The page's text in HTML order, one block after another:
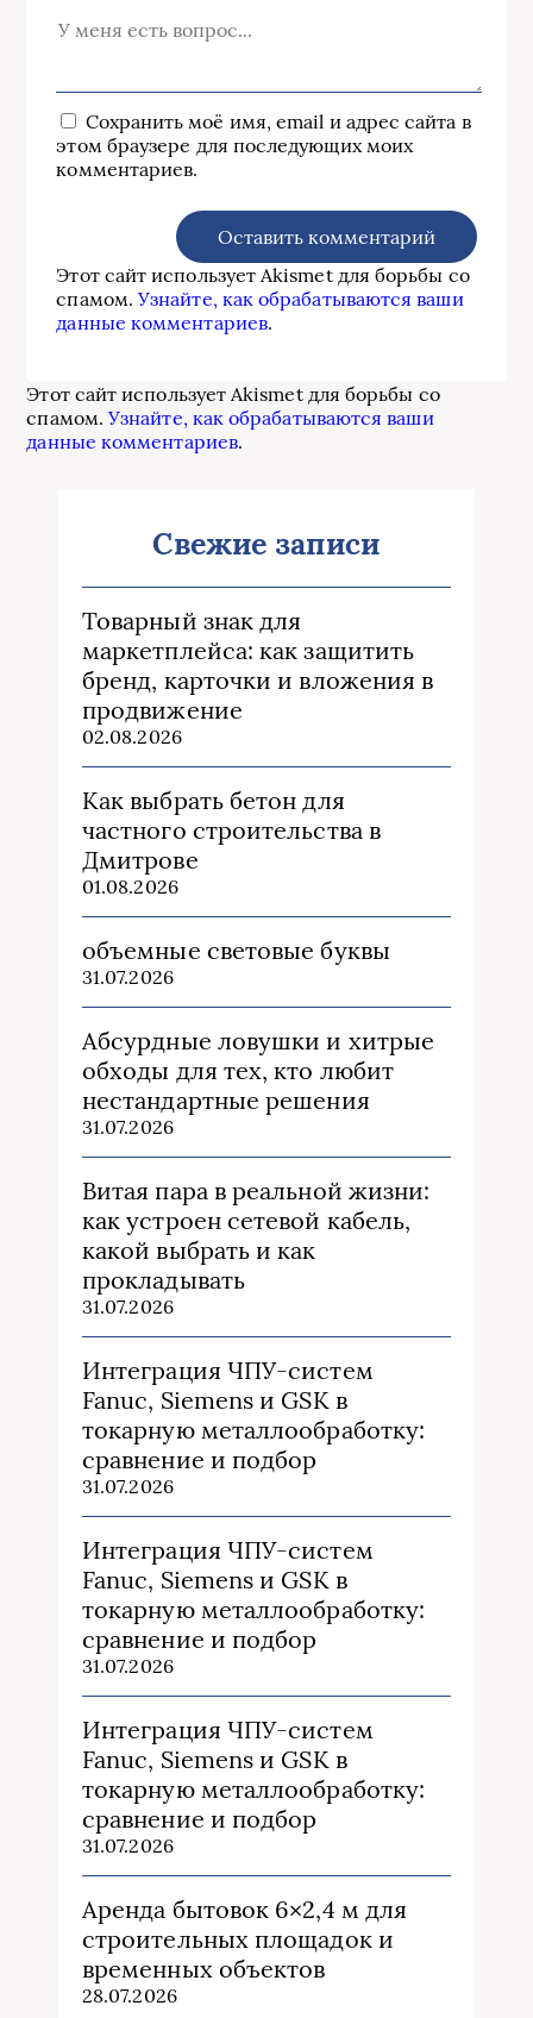
Сохранить моё имя, email и адрес сайта в
этом браузере для последующих моих
комментариев.
Этот сайт использует Akismet для борьбы со
спамом.Узнайте, как обрабатываются ваши
данные комментариев.
Этот сайт использует Akismet для борьбы со
спамом.Узнайте, как обрабатываются ваши
данные комментариев.
Свежие записи
Товарный знак для
маркетплейса: как защитить
бренд, карточки и вложения в
продвижение
02.08.2026
Как выбрать бетон для
частного строительства в
Дмитрове
01.08.2026
объемные световые буквы
31.07.2026
Абсурдные ловушки и хитрые
обходы для тех, кто любит
нестандартные решения
31.07.2026
Витая пара в реальной жизни:
как устроен сетевой кабель,
какой выбрать и как
прокладывать
31.07.2026
Интеграция ЧПУ-систем
Fanuc, Siemens и GSK в
токарную металлообработку:
сравнение и подбор
31.07.2026
Интеграция ЧПУ-систем
Fanuc, Siemens и GSK в
токарную металлообработку:
сравнение и подбор
31.07.2026
Интеграция ЧПУ-систем
Fanuc, Siemens и GSK в
токарную металлообработку:
сравнение и подбор
31.07.2026
Аренда бытовок 6×2,4 м для
строительных площадок и
временных объектов
28.07.2026